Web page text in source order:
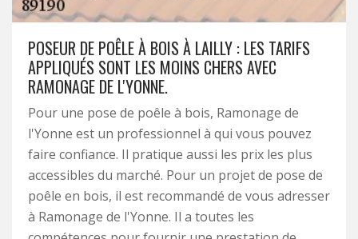
POSEUR DE POÊLE À BOIS À LAILLY : LES TARIFS
APPLIQUÉS SONT LES MOINS CHERS AVEC
RAMONAGE DE L'YONNE.
Pour une pose de poêle à bois, Ramonage de
l'Yonne est un professionnel à qui vous pouvez
faire confiance. Il pratique aussi les prix les plus
accessibles du marché. Pour un projet de pose de
poêle en bois, il est recommandé de vous adresser
à Ramonage de l'Yonne. Il a toutes les